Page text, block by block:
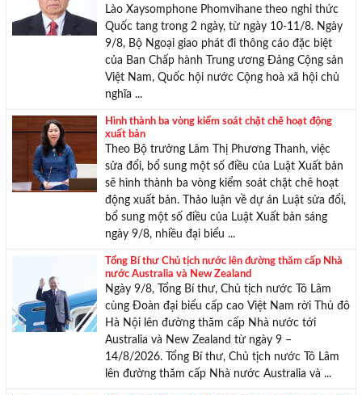
TƯ VẤN MIỄN PHÍ
Với hơn 1000 căn nhà và 50 sales thân thiện, nhiệt tình,
chúng tôi sẽ giúp bạn tìm được BĐS ưng ý!
Lào Xaysomphone Phomvihane theo nghi thức
Quốc tang trong 2 ngày, từ ngày 10-11/8. Ngày
9/8, Bộ Ngoại giao phát đi thông cáo đặc biệt
của Ban Chấp hành Trung ương Đảng Cộng sản
Việt Nam, Quốc hội nước Cộng hoà xã hội chủ
nghĩa ...
Hình thành ba vòng kiểm soát chặt chẽ hoạt động
xuất bản
Theo Bộ trưởng Lâm Thị Phương Thanh, việc
sửa đổi, bổ sung một số điều của Luật Xuất bản
sẽ hình thành ba vòng kiểm soát chặt chẽ hoạt
động xuất bản. Thảo luận về dự án Luật sửa đổi,
bổ sung một số điều của Luật Xuất bản sáng
ngày 9/8, nhiều đại biểu ...
Tổng Bí thư Chủ tịch nước lên đường thăm cấp Nhà
nước Australia và New Zealand
Ngày 9/8, Tổng Bí thư, Chủ tịch nước Tô Lâm
cùng Đoàn đại biểu cấp cao Việt Nam rời Thủ đô
Hà Nội lên đường thăm cấp Nhà nước tới
Australia và New Zealand từ ngày 9 –
14/8/2026. Tổng Bí thư, Chủ tịch nước Tô Lâm
lên đường thăm cấp Nhà nước Australia và ...